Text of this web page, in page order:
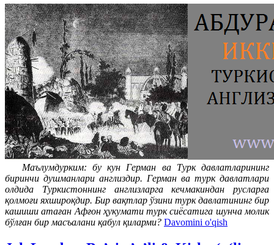
Маълумдурким: бу кун Герман ва Турк давлатларининг
биринчи душманлари англиздир. Герман ва турк давлатлари
олдида Туркистоннинг англизларга кечмакиндан русларға
қолмоғи яхшироқдир. Бир вақтлар ўзини турк давлатининг бир
кашиши атаған Афғон ҳукумати турк сиёсатига шунча молик
бўлған бир масъалани қабул қиларми? Davomini o'qish